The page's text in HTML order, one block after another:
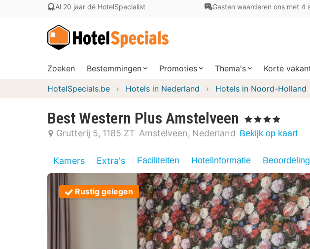
Al 20 jaar dé HotelSpecialist Gasten waarderen ons met 4
Zoeken Bestemmingen Promoties Thema's Korte
HotelSpecials.be Hotels in Nederland Hotels in Noord-Holland
Best Western Plus Amstelveen , 4 Sterren
Grutterij 5 1185 ZT Amstelveen Nederland Bekijk op kaart
Kamers Extra's Faciliteiten Hotelinformatie
Rustig gelegen